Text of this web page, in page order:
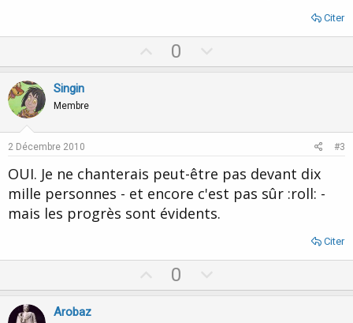
Citer
p
t
0
o
v
e
Singin
Membre
2 Décembre 2010 #3
OUI. Je ne chanterais peut-être pas devant dix
mille personnes - et encore c'est pas sûr :roll: -
mais les progrès sont évidents.
Citer
p
0
o
Arobaz